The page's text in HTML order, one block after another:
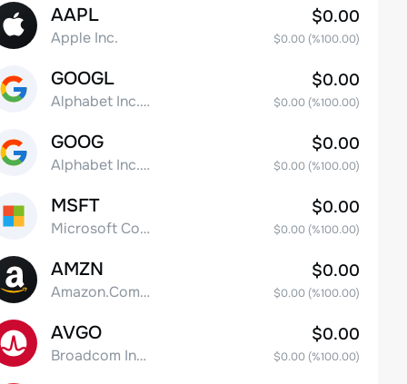
AAPL
Apple Inc.
$0.00
$0.00(%100.00)
GOOGL
Alphabet Inc. Class A Common Stock
$0.00
$0.00(%100.00)
GOOG
Alphabet Inc. Class C Capital Stock
$0.00
$0.00(%100.00)
MSFT
Microsoft Corp
$0.00
$0.00(%100.00)
AMZN
Amazon.Com Inc
$0.00
$0.00(%100.00)
AVGO
Broadcom Inc. Common Stock
$0.00
$0.00(%100.00)